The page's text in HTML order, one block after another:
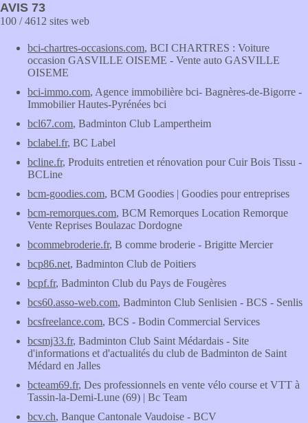
AVIS 73
100 / 4612 sites web
bci-chartres-occasions.com, BCI CHARTRES : Voiture
occasion GASVILLE OISEME - Vente auto GASVILLE
OISEME
bci-immo.com, Agence immobilière bci- Bagnères-de-Bigorre -
Immobilier Hautes-Pyrénées bci
bcl67.com, Badminton Club Lampertheim
bclabel.fr, BC Label
bcline.fr, Produits entretien et rénovation pour Cuir Bois Tissu -
BCLine
bcm-goodies.com, BCM Goodies | Goodies pour entreprises
bcm-remorques.com, BCM Remorques Location Remorque
Vente Reprises Boulazac Dordogne
bcommebroderie.fr, B comme broderie - Brigitte Mercier
bcp86.net, Badminton Club de Poitiers
bcpf.fr, Badminton Club du Pays de Fougères
bcs60.asso-web.com, Badminton Club Senlisien - BCS - Senlis
bcsfreelance.com, BCS - Bodin Commercial Services
bcsmj33.fr, Badminton Club Saint Médardais - Site
d'informations et d'actualités du club de Badminton de Saint
Médard en Jalles
bcteam69.fr, Des professionnels en vente vélo course et VTT à
Tassin-la-Demi-Lune (69) | Bc Team
bcv.ch, Banque Cantonale Vaudoise - BCV